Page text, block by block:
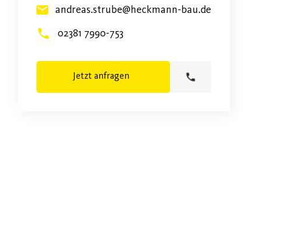
andreas.strube@heckmann-bau.de
02381 7990-753
Jetzt anfragen